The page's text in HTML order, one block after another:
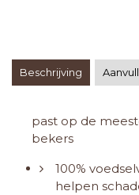
Beschrijving
past op de
bekers
100%
helpen